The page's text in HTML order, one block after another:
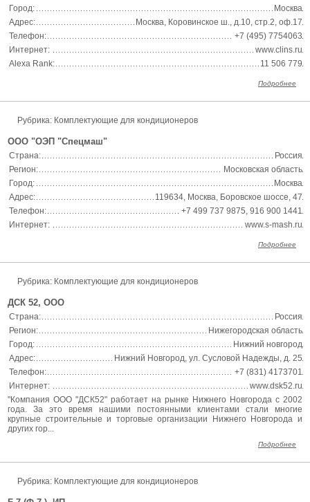
Город:
Москва
Адрес:
Москва, Коровинское ш., д.10, стр.2, оф.17
Телефон:
+7 (495) 7754063
Интернет:
www.clins.ru
Alexa Rank:
11 506 779
Подробнее
Рубрика: Комплектующие для кондиционеров
ООО "ОЭП "Спецмаш"
Страна:
Россия
Регион:
Московская область
Город:
Москва
Адрес:
119634, Москва, Боровское шоссе, 47
Телефон:
+7 499 737 9875, 916 900 1441
Интернет:
www.s-mash.ru
Подробнее
Рубрика: Комплектующие для кондиционеров
ДСК 52, ООО
Страна:
Россия
Регион:
Нижегородская область
Город:
Нижний новгород
Адрес:
Нижний Новгород, ул. Сусловой Надежды, д. 25
Телефон:
+7 (831) 4173701
Интернет:
www.dsk52.ru
"Компания ООО "ДCК52" работает на рынке Нижнего Новгорода с 2002
года. За это время нашими постоянными клиентами стали многие
крупные строительные и торговые организации Нижнего Новгорода и
других гор...
Подробнее
Рубрика: Комплектующие для кондиционеров